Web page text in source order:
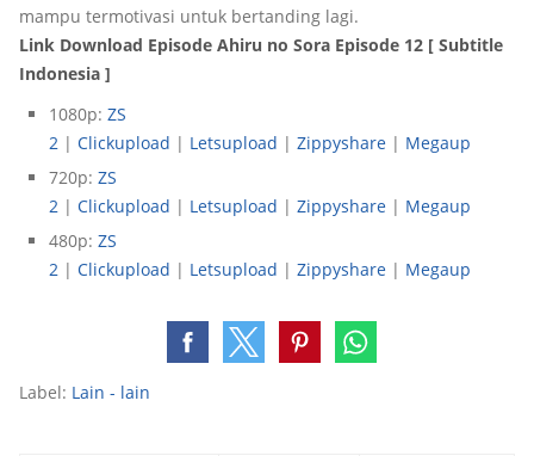
mampu termotivasi untuk bertanding lagi.
Link Download Episode Ahiru no Sora Episode 12 [ Subtitle
Indonesia ]
1080p: ZS
2 | Clickupload | Letsupload | Zippyshare | Megaup
720p: ZS
2 | Clickupload | Letsupload | Zippyshare | Megaup
480p: ZS
2 | Clickupload | Letsupload | Zippyshare | Megaup
Label: Lain - lain